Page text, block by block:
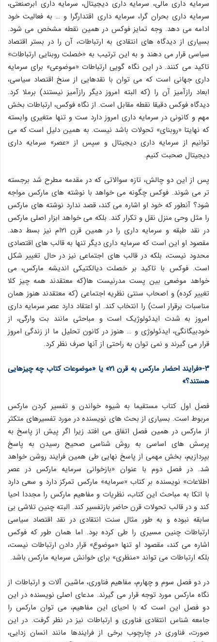
سرمایه داری مالی، سرمایه داری دیجیتال، سرمایه داری ابرصنعتی،
سرمایه داری بحران گرا، سرمایه داری اقتدارگرا و … به فعالیت خود
ادامه می دهد. وجه تمایز فوکس در همین نقطه مشخص می شود.
بسیاری از دیدگاه های انتقادی به ارتباطات، آن را در بستر اقتصاد
سیاسی قرار می دهند و به این ترتیب به «خصلت روبنایی ارتباطات»
تاکید می کنند. در این نگاه گویی ارتباطات «موضوعی» برای سرمایه
داری جهانی است که می توان با نقدهایی از سنخ اقتصاد سیاسی،
ابعاد رازآمیز آن را (که البته امروز دیگر رازآمیز نیستند) برملا کرد.
دیدگاه فوکس دقیقا نقطه مقابل است. از نگاه فوکس، ارتباطات بخش
مهم و کانونی در سرمایه داری امروز دارد ست و تنها متغیری وابسته
که نهایتا «روبنای» تحولات باشد نیست. به همین دلیل است که می
توانیم از سرمایه داری دیجیتال و سپس از «عصر» سرمایه داری
دیجیتال صحبت کنیم.
پس از این دو چالش، تازه سوالاتی که در مقدمه مطرح شد برجسته
تر می شوند. فوکس چگونه می خواهد با نوشته های مارکس مواجه
شود؟ آنطور که خود او اشاره می کند، قصد ندارد نوشته های مارکس
را مثل وحی منزل نقل و تکرار کند. بلکه می خواهد ابزار اصلی مارکس
در نقد طبقه و سرمایه داری را در همین قرن ۲۱ام نیز بسط دهد.
مقصود او این است که سرمایه داری دیگر تنها به قالب های اقتصادی
محدود نیست، بلکه در قالب های اجتماعی نیز در حال تغییر شکل
است. فوکس با تاکید بر خصلت دیالکتیکی اندیشه مارکس، می
خواهد موضعی بین پست مدرنیست ها(که معتقدند همه چیز کلا
تغییر کرده) و اصحاب سنتی نظریه اجتماعی (که معتقدند هنوز همان
مناسبات برقرار است) را انتخاب کند. او اعتقاد دارد عصر سرمایه داری
امروز به شدت ایدئولوژیک است و مباحثی مانند بت وارگی، از
خودبیگانگی، ایدئولوژی و … هنوز در کانون تحلیل ما از زندگی امروز
قرار می گیرند و نمی توان به راحتی از آنها صرف نظر کرد.
۳-«فرایند احضار مارکس به قرن ۲۱» یا «موضوعات کتاب چه چیزهایی
هستند؟»
فصل اول کتاب مستقیما به شیوه خواندن و تفسیر کردن مارکس
مربوط است. بسیاری از بحث های نویسنده در مورد تفسیرهای متکثر
از مارکس در همین فصل اتفاق می افتد زیرا اگر پیش از پاسخ به
پرسش های اساسی به روش شناسی صحیح رسیدن به پاسخ
بپردازیم، بخش مهمی از پاسخ نهایی طی همین فرایند روشن خواهد
شد. در فصل دوم با عنوان «بازخوانی سرمایه مارکس در عصر
اطلاعات» نویسنده بر کتاب «سرمایه» مارکس تمرکز دارد و سعی دارد
با اتکا به مباحث این کتاب، نظریات و مفاهیم مارکس را مجددا احیا
کند و در قالب تحولات قرن حاضر بازتفسیر کند. البته چنین تلاشی بی
سابقه نبوده و به طور مثال سنت انتقادی در نقد اقتصاد سیاسی
ارتباطات چنین مسیری را طی کرده بود. اما همان طور که فوکس
اشاره می کند، مقصود او تنها «موضوع» قرار دادن ارتباطات نیست،
بلکه ارتباطات می تواند «منظری» برای خوانش سرمایه مارکس باشد.
در دو فصل سوم و چهارم، مفاهیم فناوری، ماشین آلات و ارتباطات از
نگاه مارکس مورد توجه قرار می گیرند. مدعای اصلی نویسنده در این
دو فصل این است که با احیای این مفاهیم، می توان مارکس را
جامعه شناس انتقادی فناوری و ارتباطات نیز در نظر گرفت. در این
صورت، فناوری در چارچوب برخی از فرایندها مانند انسان زدایی،